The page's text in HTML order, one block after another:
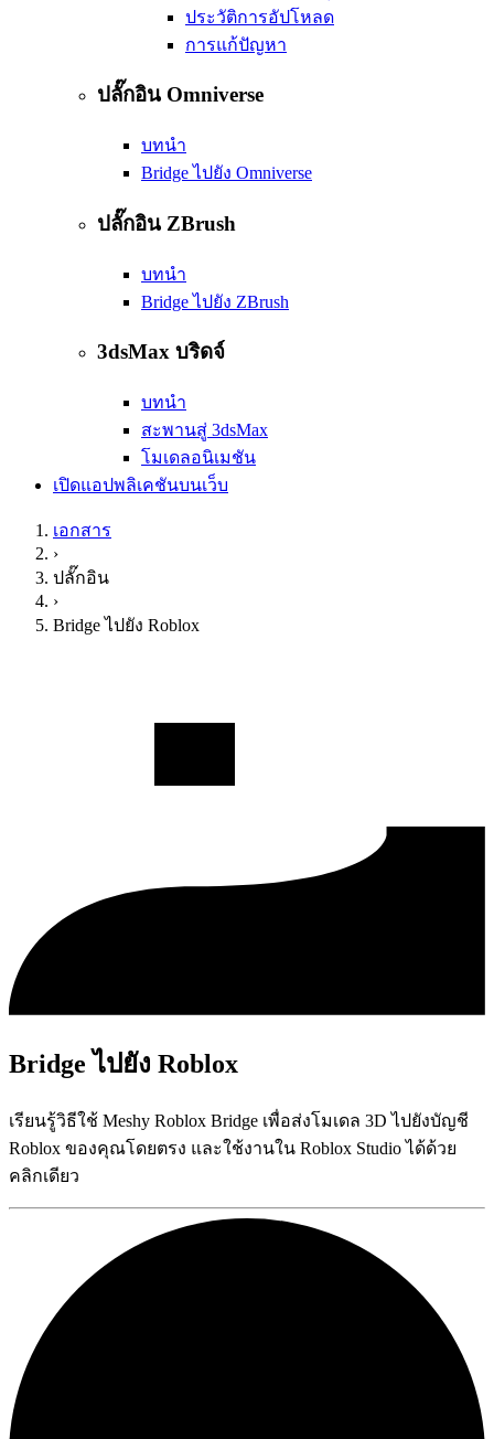
ประวัติการอัปโหลด
การแก้ปัญหา
ปลั๊กอิน Omniverse
บทนำ
Bridge ไปยัง Omniverse
ปลั๊กอิน ZBrush
บทนำ
Bridge ไปยัง ZBrush
3dsMax บริดจ์
บทนำ
สะพานสู่ 3dsMax
โมเดลอนิเมชัน
เปิดแอปพลิเคชันบนเว็บ
เอกสาร
›
ปลั๊กอิน
›
Bridge ไปยัง Roblox
Bridge ไปยัง Roblox
เรียนรู้วิธีใช้ Meshy Roblox Bridge เพื่อส่งโมเดล 3D ไปยังบัญชี
Roblox ของคุณโดยตรง และใช้งานใน Roblox Studio ได้ด้วย
คลิกเดียว